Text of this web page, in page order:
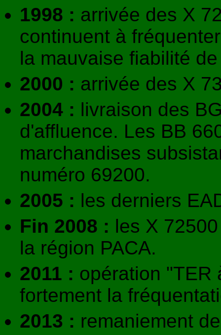
1998 : arrivée des X
continuent à
la mauvaise fiabilité
2000 : arrivée des X
2004 : livraison des
d'affluence. Les BB
marchandises
numéro 69200.
2005 : les derniers
Fin 2008 : les X
la région PACA.
2011 : opération "TER
fortement la
2013 : remaniement